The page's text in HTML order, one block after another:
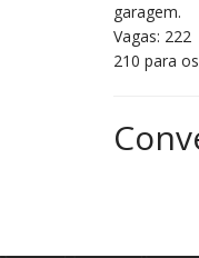
garagem.
Vagas: 222
210 para